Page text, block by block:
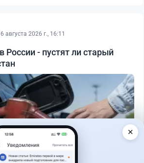
6 августа 2026 г., 16:11
России - пустят ли старый
✕